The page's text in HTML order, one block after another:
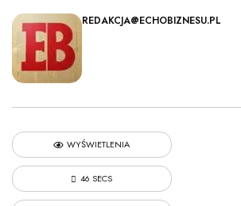
REDAKCJA@ECHOBIZNESU.PL
WYŚWIETLENIA
46 SECS